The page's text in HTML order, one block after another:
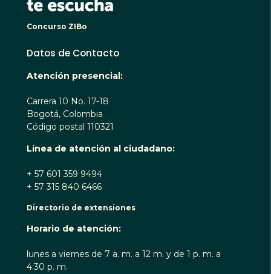
Concurso ZIBo
Datos de Contacto
Atención presencial:
Carrera 10 No. 17-18
Bogotá, Colombia
Código postal 110321
Línea de atención al ciudadano:
+ 57 601 359 9494
+ 57 315 840 6466
Directorio de extensiones
Horario de atención:
lunes a viernes de 7 a. m. a 12 m. y de 1 p. m. a
4:30 p. m.